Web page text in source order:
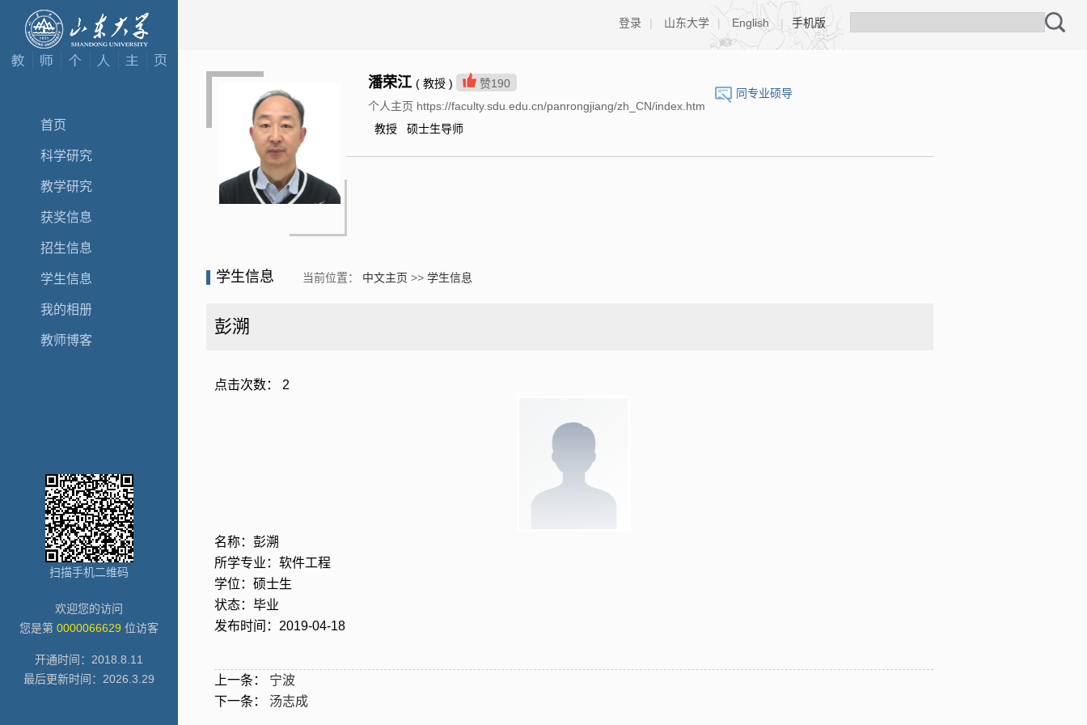
首页
科学研究
教学研究
获奖信息
招生信息
学生信息
我的相册
教师博客
扫描手机二维码
欢迎您的访问
您是第 0000066629 位访客
开通时间： 2018 8 11
最后更新时间： 2026 3 29
登录 | 山东大学 | English | 手机版
同专业硕导
潘荣江 ( 教授 ) 赞190
个人主页 https://faculty.sdu.edu.cn/panrongjiang/zh_CN/index.htm
教授 硕士生导师
学生信息 当前位置： 中文主页 >> 学生信息
彭溯
点击次数： 2
名称：彭溯
所学专业：软件工程
学位：硕士生
状态：毕业
发布时间：2019-04-18
上一条： 宁波
下一条： 汤志成